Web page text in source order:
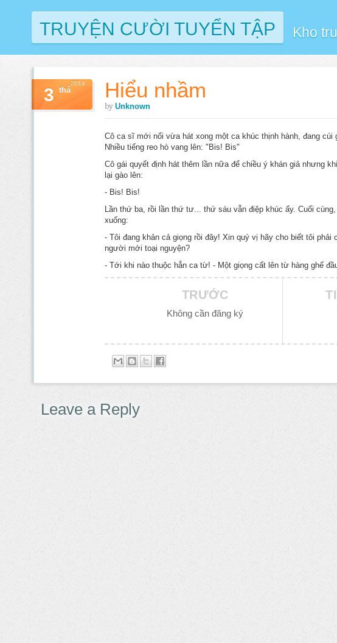
TRUYỆN CƯỜI TUYỂN TẬP Kho
Hiểu nhầm
by Unknown
3 thá
2014
Cô ca sĩ mới nổi vừa hát xong một ca khúc thịnh hành, đang cúi
Nhiều tiếng reo hò vang lên: "Bis! Bis"
Cô gái quyết định hát thêm lần nữa để chiều ý khán giả nhưng
lại gào lên:
- Bis! Bis!
Lần thứ ba, rồi lần thứ tư... thứ sáu vẫn điệp khúc ấy. Cuối
xuống:
- Tôi đang khản cả giọng rồi đây! Xin quý vị hãy cho biết tôi phải
người mới toại nguyện?
- Tới khi nào thuộc hẳn ca từ! - Một giọng cất lên từ hàng ghế
TRƯỚC
Không cần đăng ký
Leave a Reply